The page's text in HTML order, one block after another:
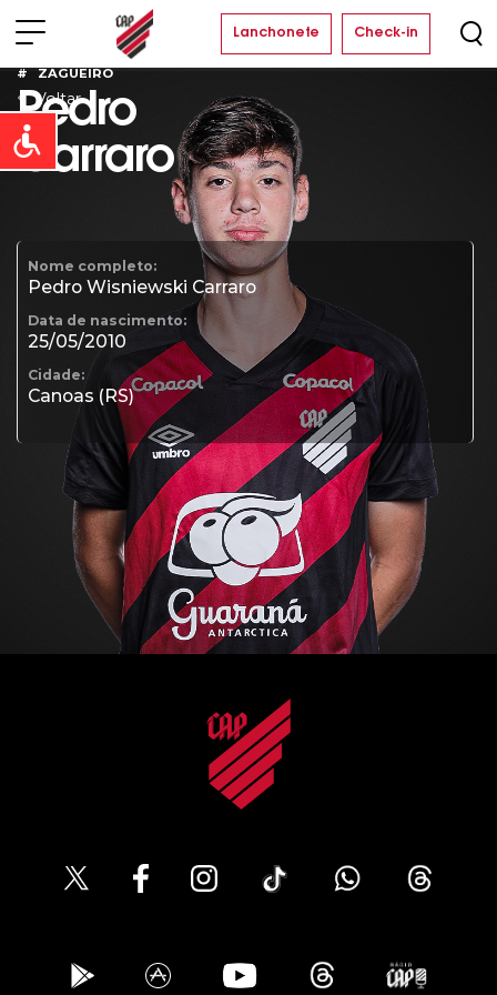
Open toolbar
Lanchonete Check-in
ZAGUEIRO
Pedro
Carraro
Nome completo:
Pedro Wisniewski Carraro
Data de nascimento:
25/05/2010
Cidade:
Canoas (RS)
Voltar